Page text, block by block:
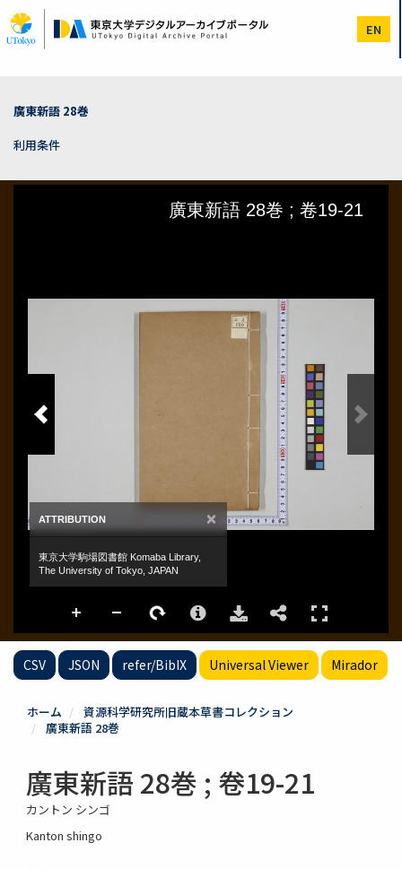
イ
ン
EN
廣東新語 28巻
利用条件
CSV JSON refer/BibIX Universal Viewer Mirador
ホーム
資源科学研究所旧蔵本草書コレクション
廣東新語 28巻
廣東新語 28巻 ; 卷19-21
カントン シンゴ
Kanton shingo